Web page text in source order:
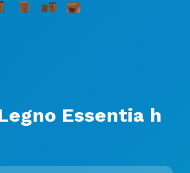
Essentia h